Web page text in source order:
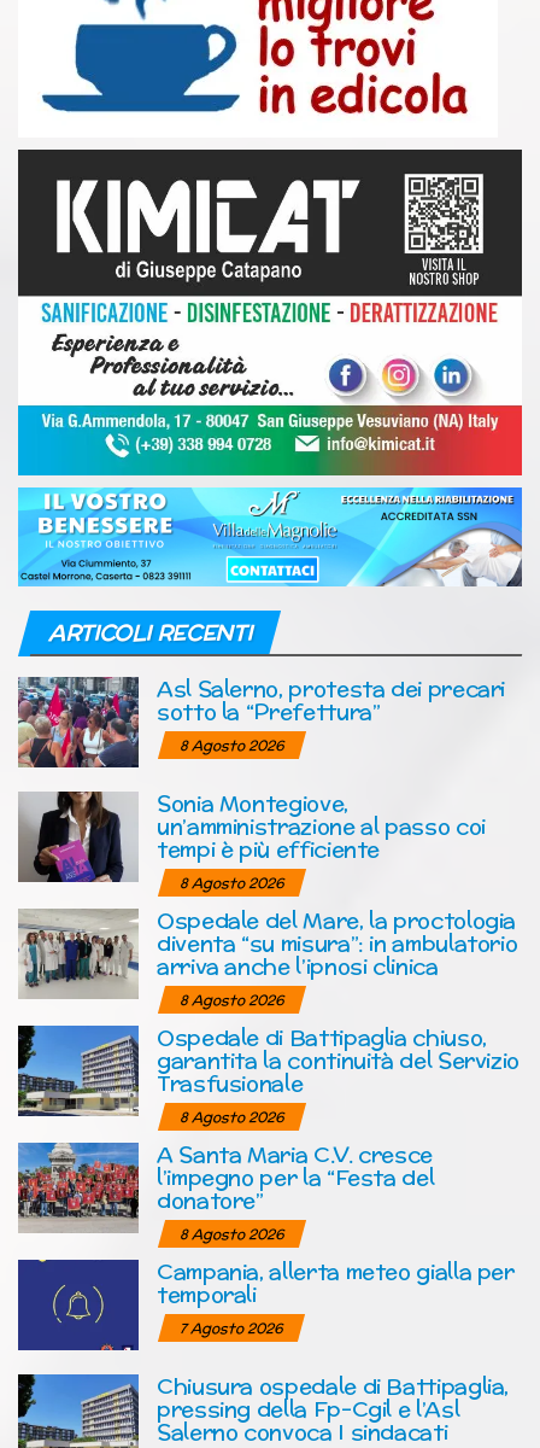
ARTICOLI RECENTI
Asl Salerno, protesta dei precari
sotto la “Prefettura”
8 Agosto 2026
Sonia Montegiove,
un’amministrazione al passo coi
tempi è più efficiente
8 Agosto 2026
Ospedale del Mare, la proctologia
diventa “su misura”: in ambulatorio
arriva anche l’ipnosi clinica
8 Agosto 2026
Ospedale di Battipaglia chiuso,
garantita la continuità del Servizio
Trasfusionale
8 Agosto 2026
A Santa Maria C.V. cresce
l’impegno per la “Festa del
donatore”
8 Agosto 2026
Campania, allerta meteo gialla per
temporali
7 Agosto 2026
Chiusura ospedale di Battipaglia,
pressing della Fp-Cgil e l’Asl
Salerno convoca I sindacati